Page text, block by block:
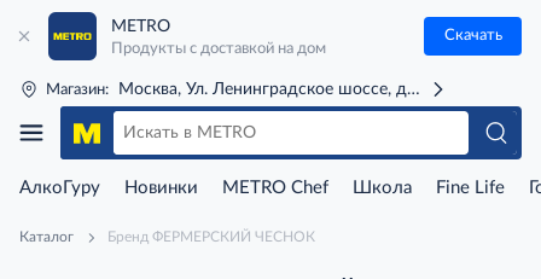
METRO
Продукты с доставкой на дом
Скачать
Магазин: Москва, Ул. Ленинградское шоссе, д. 71Г (м. Речной
АлкоГуру Новинки METRO Chef Школа Fine Life
Каталог Бренд ФЕРМЕРСКИЙ ЧЕСНОК